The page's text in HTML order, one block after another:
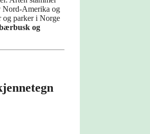
Nord-Amerika og
og parker i Norge
og